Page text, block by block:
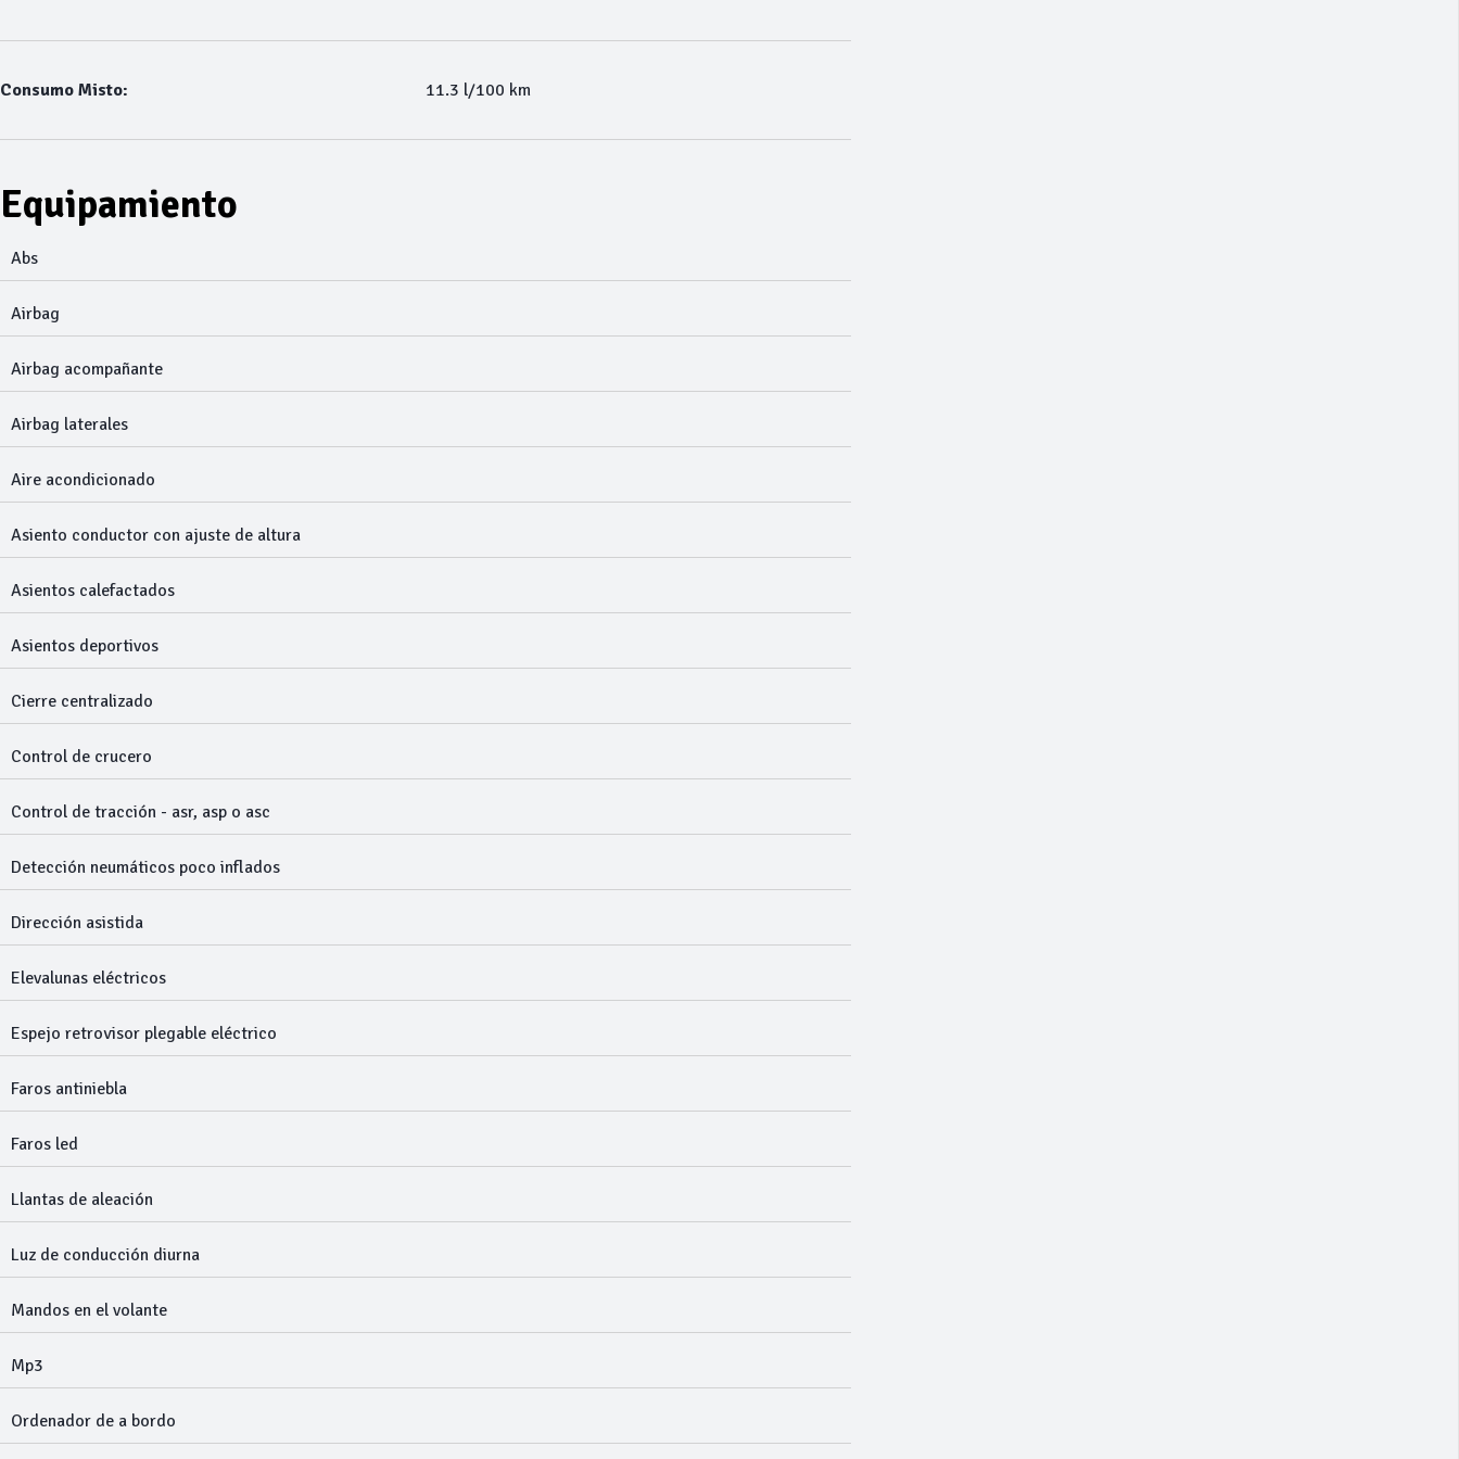
Consumo Misto: 11.3 l/100 km
Equipamiento
Abs
Airbag
Airbag acompañante
Airbag laterales
Aire acondicionado
Asiento conductor con ajuste de altura
Asientos calefactados
Asientos deportivos
Cierre centralizado
Control de crucero
Control de tracción - asr, asp o asc
Detección neumáticos poco inflados
Dirección asistida
Elevalunas eléctricos
Espejo retrovisor plegable eléctrico
Faros antiniebla
Faros led
Llantas de aleación
Luz de conducción diurna
Mandos en el volante
Mp3
Ordenador de a bordo